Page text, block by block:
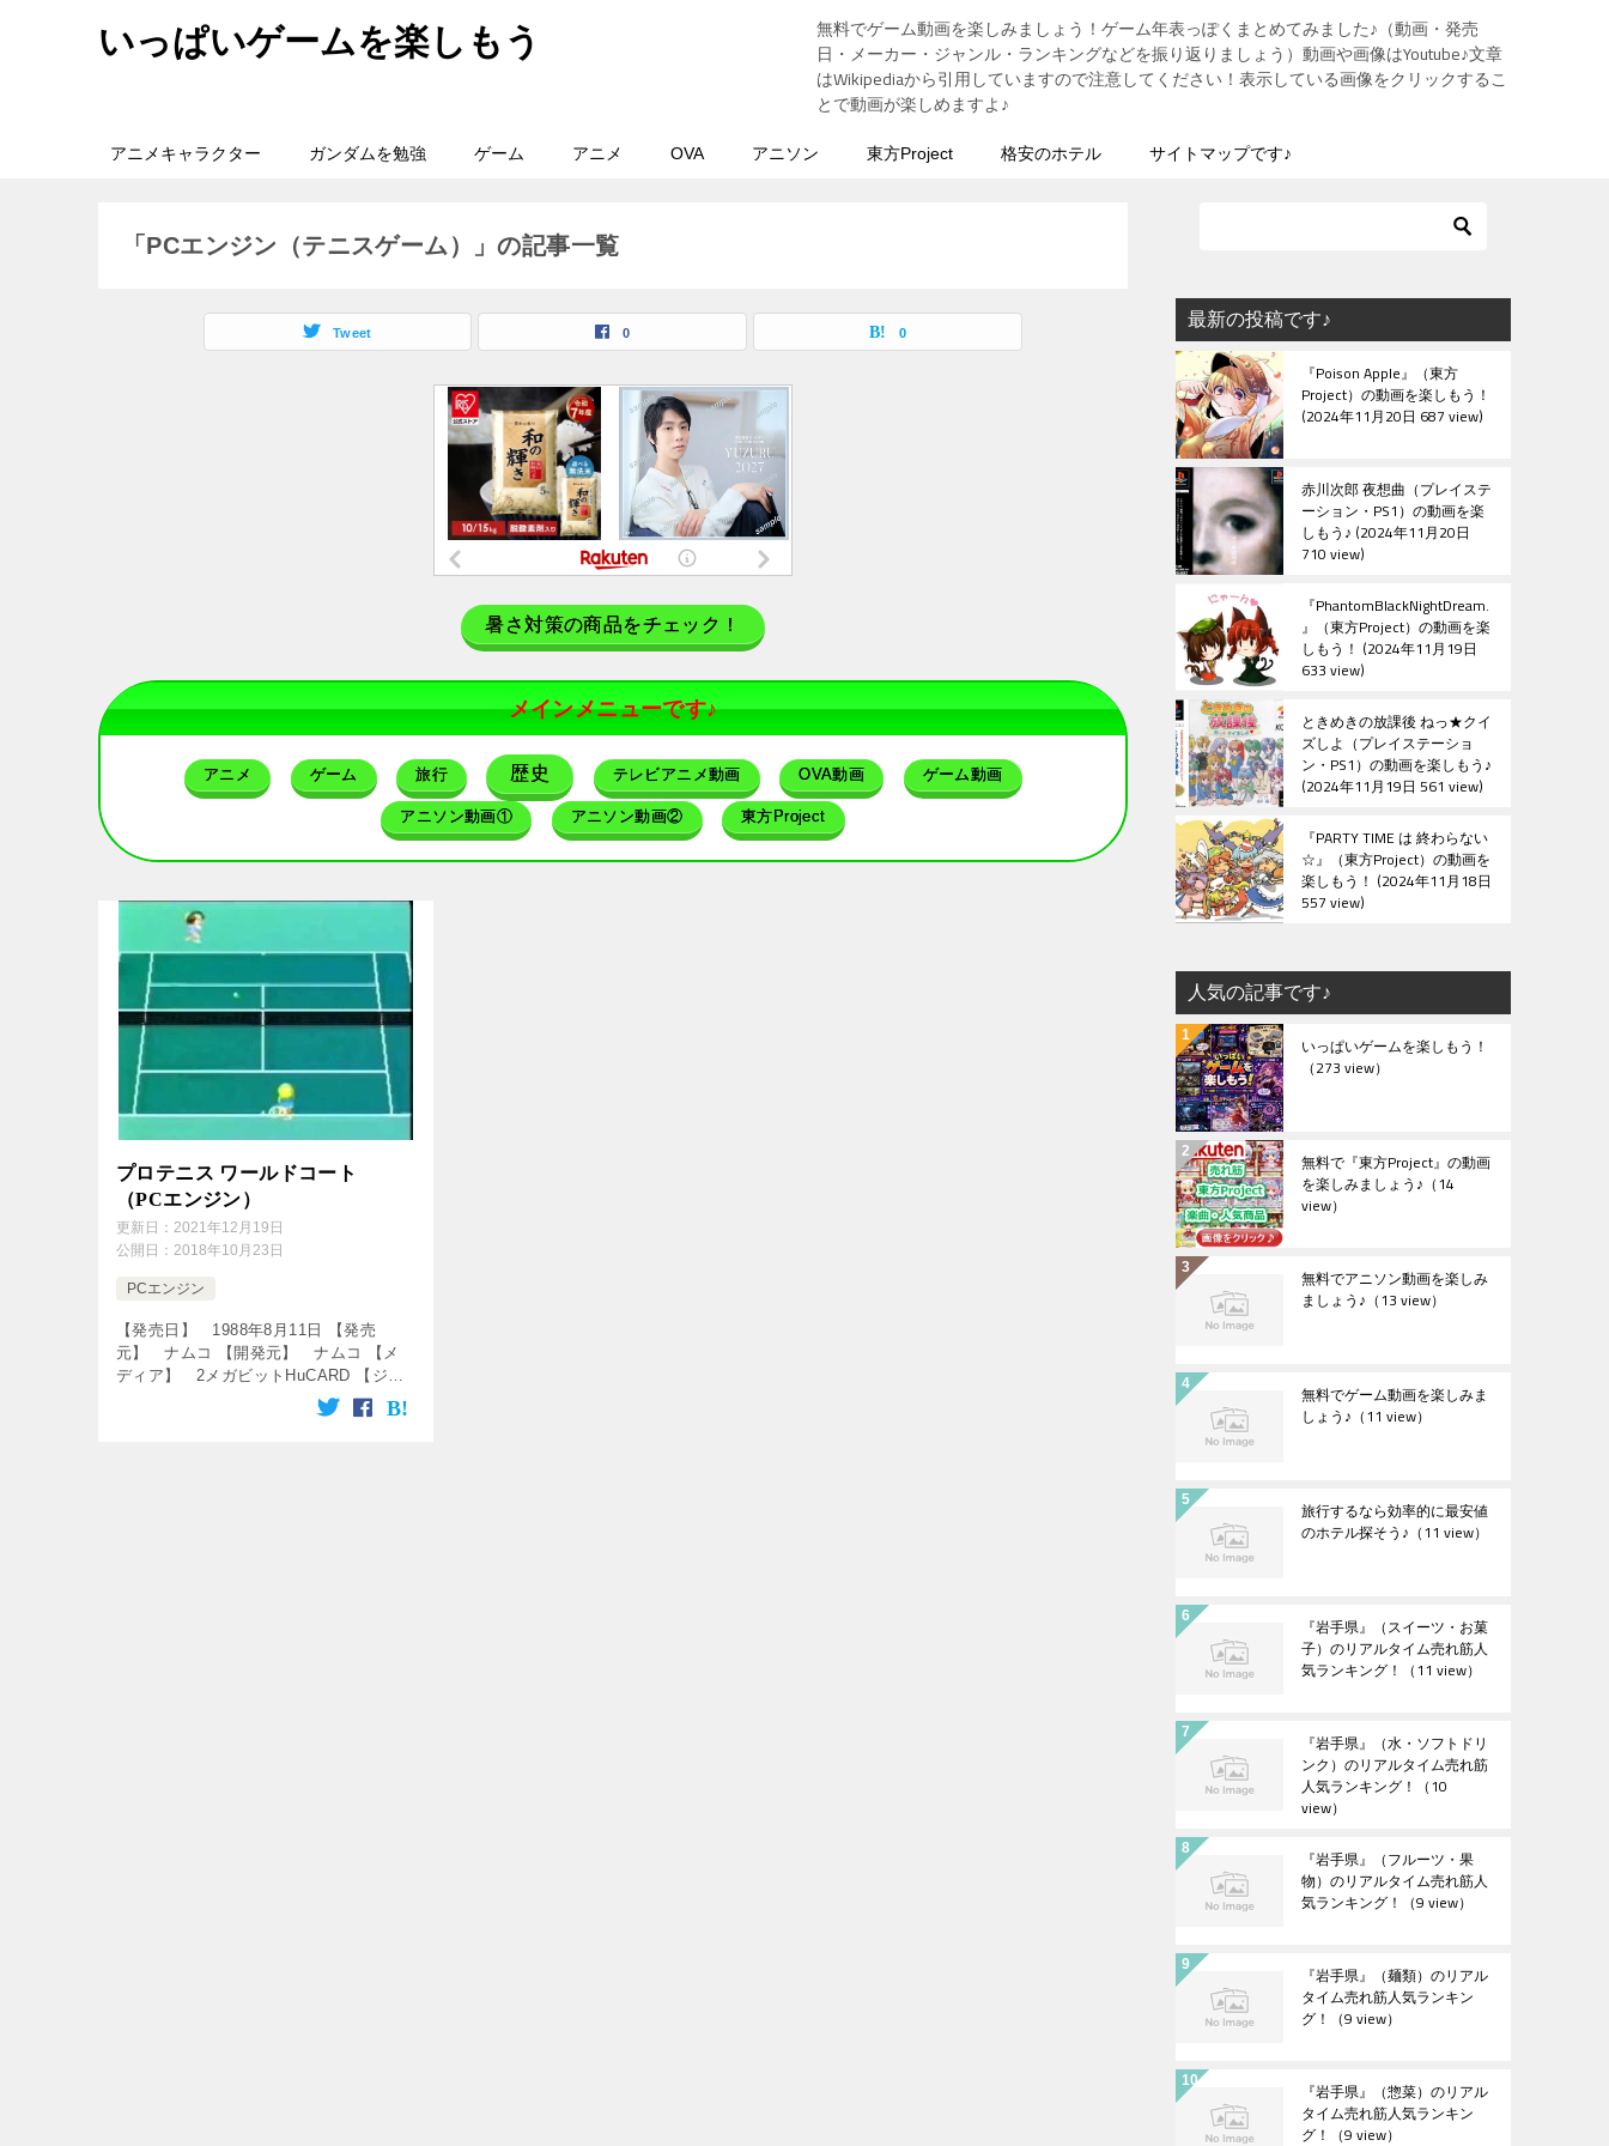
いっぱいゲームを楽しもう
無料でゲーム動画を楽しみましょう！ゲーム年表っぽくまとめてみました♪（動画・発売
日・メーカー・ジャンル・ランキングなどを振り返りましょう）動画や画像はYoutube♪文章
はWikipediaから引用していますので注意してください！表示している画像をクリックするこ
とで動画が楽しめますよ♪
アニメキャラクター ガンダムを勉強 ゲーム アニメ OVA アニソン 東方Project 格安のホテル サイトマップです♪
「PCエンジン（テニスゲーム）」の記事一覧
Tweet 0 0
暑さ対策の商品をチェック！
メインメニューです♪
アニメ ゲーム 旅行 歴史 テレビアニメ動画 OVA動画 ゲーム動画
アニソン動画① アニソン動画② 東方Project
プロテニス ワールドコート
（PCエンジン）
更新日： 2021年12月19日
公開日： 2018年10月23日
PCエンジン
【発売日】 1988年8月11日 【発売
元】 ナムコ 【開発元】 ナムコ 【メ
ディア】 2メガビットHuCARD 【ジャ
ンル】 テニスゲーム ↓の動画をクリッ
ク！動画を楽しめます♪ [csshop
最新の投稿です♪
『Poison Apple』（東方
Project）の動画を楽しもう！
2024年11月20日 687 view
赤川次郎 夜想曲（プレイステ
ーション・PS1）の動画を楽
しもう♪ 2024年11月20日
710 view
『PhantomBlackNightDream.
』（東方Project）の動画を楽
しもう！ 2024年11月19日
633 view
ときめきの放課後 ねっ★クイ
ズしよ（プレイステーショ
ン・PS1）の動画を楽しもう♪
2024年11月19日 561 view
『PARTY TIME は 終わらない
☆』（東方Project）の動画を
楽しもう！ 2024年11月18日
557 view
人気の記事です♪
いっぱいゲームを楽しもう！
（273 view）
無料で『東方Project』の動画
を楽しみましょう♪ （14
view）
無料でアニソン動画を楽しみ
ましょう♪ （13 view）
無料でゲーム動画を楽しみま
しょう♪ （11 view）
旅行するなら効率的に最安値
のホテル探そう♪ （11 view）
『岩手県』（スイーツ・お菓
子）のリアルタイム売れ筋人
気ランキング！ （11 view）
『岩手県』（水・ソフトドリ
ンク）のリアルタイム売れ筋
人気ランキング！ （10
view）
『岩手県』（フルーツ・果
物）のリアルタイム売れ筋人
気ランキング！ （9 view）
『岩手県』（麺類）のリアル
タイム売れ筋人気ランキン
グ！ （9 view）
『岩手県』（惣菜）のリアル
タイム売れ筋人気ランキン
グ！ （9 view）